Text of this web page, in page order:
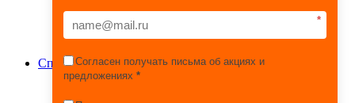
Специальные препараты
Спецпредложения
Спортивные товары
Фитнес, йога, пилатес
*
Согласен получать письма об акциях и
предложениях *